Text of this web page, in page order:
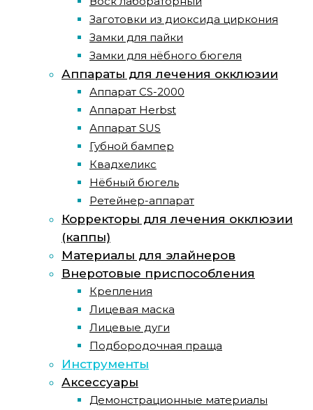
Заготовки из диоксида циркония
Замки для пайки
Замки для нёбного бюгеля
Аппараты для лечения окклюзии
Аппарат CS-2000
Аппарат Herbst
Аппарат SUS
Губной бампер
Квадхеликс
Нёбный бюгель
Ретейнер-аппарат
Корректоры для лечения окклюзии
(каппы)
Материалы для элайнеров
Внеротовые приспособления
Крепления
Лицевая маска
Лицевые дуги
Подбородочная праща
Инструменты
Аксессуары
Демонстрационные материалы